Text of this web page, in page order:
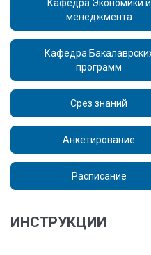
Кафедра Экономики и
менеджмента
Кафедра
программ
Срез знаний
Анкетирование
Расписание
ИНСТРУКЦИИ